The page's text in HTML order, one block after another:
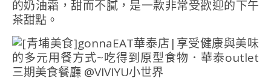
的奶油霜，甜而不膩，是一款非常受歡迎的下午
茶甜點。